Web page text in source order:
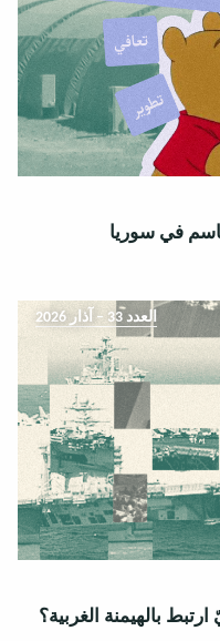
في سوريا
العدد 33 – آذار 2026
بالهيمنة الغربية؟